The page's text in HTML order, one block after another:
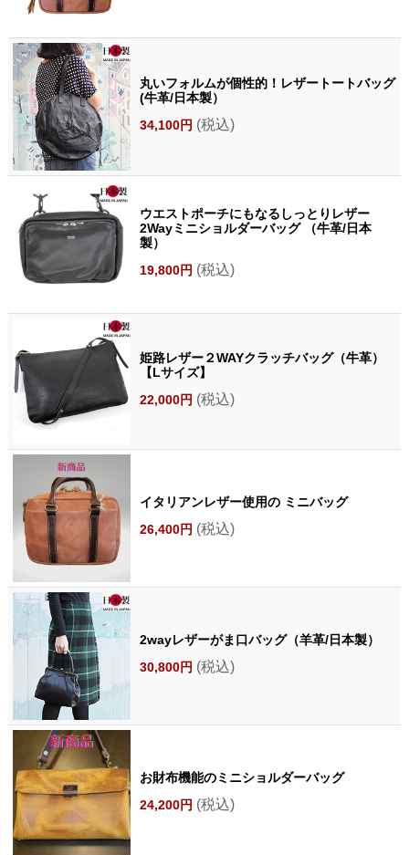
丸いフォルムが個性的！レザートートバッグ
(牛革/日本製）
34,100円 (税込)
ウエストポーチにもなるしっとりレザー
2Wayミニショルダーバッグ （牛革/日本
製）
19,800円 (税込)
姫路レザー２WAYクラッチバッグ（牛革）
【Lサイズ】
22,000円 (税込)
イタリアンレザー使用の ミニバッグ
26,400円 (税込)
2wayレザーがま口バッグ（羊革/日本製）
30,800円 (税込)
お財布機能のミニショルダーバッグ
24,200円 (税込)